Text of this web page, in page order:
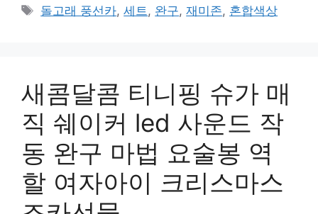
테
태
돌고래 풍선카,세트 , 완구,재미존, 혼합색상
새콤달콤 티니핑 슈가 매
직 쉐이커 led 사운드 작
동 완구 마법 요술봉 역
할 여자아이 크리스마스